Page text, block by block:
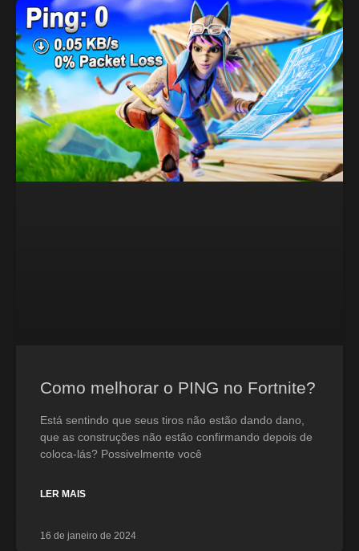
Como melhorar o PING no Fortnite?
Está sentindo que seus tiros não estão dando dano,
que as construções não estão confirmando depois de
coloca-lás? Possivelmente você
LER MAIS
16 de janeiro de 2024